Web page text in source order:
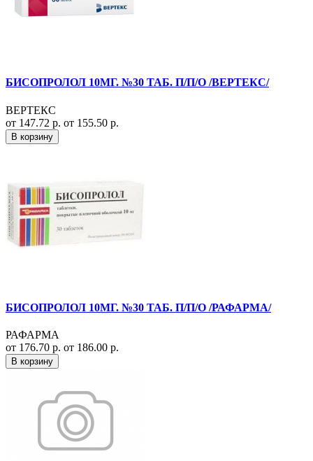
БИСОПРОЛОЛ 10МГ. №30 ТАБ. П/П/О /ВЕРТЕКС/
ВЕРТЕКС
от 147.72 р. от 155.50 р.
В корзину
БИСОПРОЛОЛ 10МГ. №30 ТАБ. П/П/О /РАФАРМА/
РАФАРМА
от 176.70 р. от 186.00 р.
В корзину